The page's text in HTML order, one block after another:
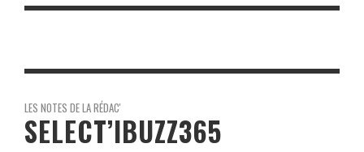
LES NOTES DE LA RÉDAC'
SELECT’IBUZZ365